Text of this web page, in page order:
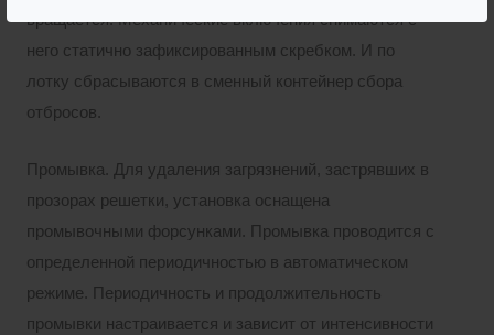
вращается. Механические включения снимаются с
него статично зафиксированным скребком. И по
лотку сбрасываются в сменный контейнер сбора
отбросов.
Промывка. Для удаления загрязнений, застрявших в
прозорах решетки, установка оснащена
промывочными форсунками. Промывка проводится с
определенной периодичностью в автоматическом
режиме. Периодичность и продолжительность
промывки настраивается и зависит от интенсивности